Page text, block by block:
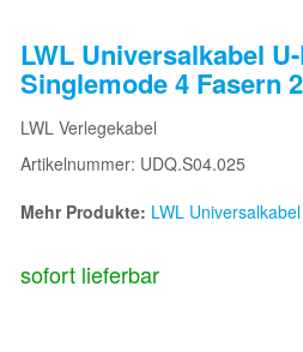
LWL Universalkabel
Singlemode 4 Fasern
LWL Verlegekabel
Artikelnummer: UDQ.S04.025
Mehr Produkte: LWL
sofort lieferbar